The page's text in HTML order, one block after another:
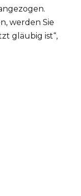
werden Sie
gläubig ist“,